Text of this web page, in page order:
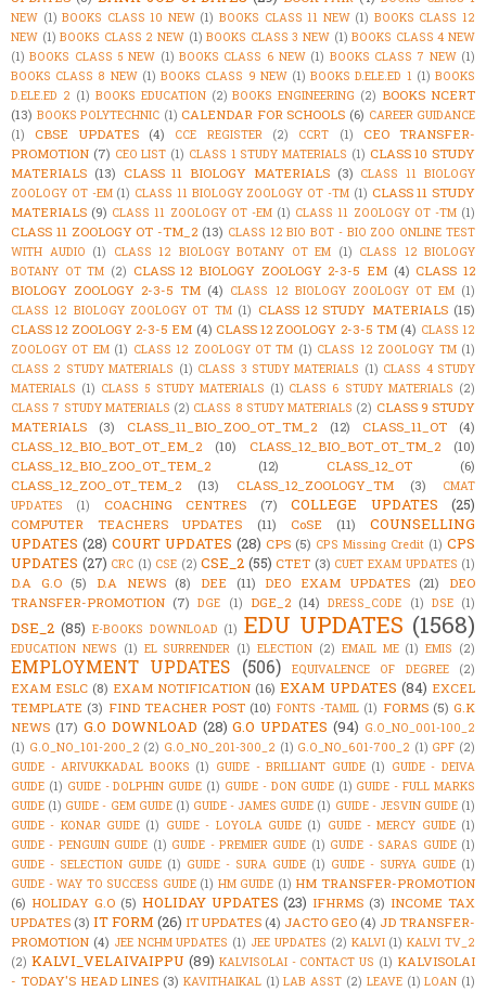
NEW (1) BOOKS CLASS 10 NEW (1) BOOKS CLASS 11 NEW (1) BOOKS CLASS 12
NEW (1) BOOKS CLASS 2 NEW (1) BOOKS CLASS 3 NEW (1) BOOKS CLASS 4 NEW
(1) BOOKS CLASS 5 NEW (1) BOOKS CLASS 6 NEW (1) BOOKS CLASS 7 NEW (1)
BOOKS CLASS 8 NEW (1) BOOKS CLASS 9 NEW (1) BOOKS D.ELE.ED 1 (1) BOOKS
D.ELE.ED 2 (1) BOOKS EDUCATION (2) BOOKS ENGINEERING (2) BOOKS NCERT
(13) BOOKS POLYTECHNIC (1) CALENDAR FOR SCHOOLS (6) CAREER GUIDANCE
(1)
CBSE UPDATES (4) CCE REGISTER (2) CCRT (1)
CEO TRANSFER-
PROMOTION (7) CEO LIST (1) CLASS 1 STUDY MATERIALS (1) CLASS 10 STUDY
MATERIALS (13) CLASS 11 BIOLOGY MATERIALS (3) CLASS 11 BIOLOGY
ZOOLOGY OT -EM (1) CLASS 11 BIOLOGY ZOOLOGY OT -TM (1) CLASS 11 STUDY
MATERIALS (9) CLASS 11 ZOOLOGY OT -EM (1) CLASS 11 ZOOLOGY OT -TM (1)
CLASS 11 ZOOLOGY OT -TM_2 (13) CLASS 12 BIO BOT - BIO ZOO ONLINE TEST
WITH AUDIO (1) CLASS 12 BIOLOGY BOTANY OT EM (1) CLASS 12 BIOLOGY
BOTANY OT TM (2) CLASS 12 BIOLOGY ZOOLOGY 2-3-5 EM (4) CLASS 12
BIOLOGY ZOOLOGY 2-3-5 TM (4) CLASS 12 BIOLOGY ZOOLOGY OT EM (1)
CLASS 12 BIOLOGY ZOOLOGY OT TM (1) CLASS 12 STUDY MATERIALS (15)
CLASS 12 ZOOLOGY 2-3-5 EM (4) CLASS 12 ZOOLOGY 2-3-5 TM (4) CLASS 12
ZOOLOGY OT EM (1) CLASS 12 ZOOLOGY OT TM (1) CLASS 12 ZOOLOGY TM (1)
CLASS 2 STUDY MATERIALS (1) CLASS 3 STUDY MATERIALS (1) CLASS 4 STUDY
MATERIALS (1) CLASS 5 STUDY MATERIALS (1) CLASS 6 STUDY MATERIALS (2)
CLASS 7 STUDY MATERIALS (2) CLASS 8 STUDY MATERIALS (2) CLASS 9 STUDY
MATERIALS
(3) CLASS_11_BIO_ZOO_OT_TM_2 (12) CLASS_11_OT
(4)
CLASS_12_BIO_BOT_OT_EM_2
(10) CLASS_12_BIO_BOT_OT_TM_2
(10)
CLASS_12_BIO_ZOO_OT_TEM_2
(12) CLASS_12_OT
(6)
CLASS_12_ZOO_OT_TEM_2
(13) CLASS_12_ZOOLOGY_TM (3)
CMAT
UPDATES
(1) COACHING CENTRES (7) COLLEGE UPDATES (25)
COMPUTER TEACHERS UPDATES (11) CoSE (11)
COUNSELLING
UPDATES (28) COURT UPDATES (28) CPS (5) CPS Missing Credit (1) CPS
UPDATES (27) CRC (1) CSE (2) CSE_2 (55) CTET (3) CUET EXAM UPDATES (1)
D.A G.O (5) D.A NEWS (8) DEE (11) DEO EXAM UPDATES (21)
DEO
TRANSFER-PROMOTION (7) DGE (1) DGE_2 (14) DRESS_CODE (1) DSE (1)
DSE_2 (85) E-BOOKS DOWNLOAD (1) EDU UPDATES (1568)
EDUCATION NEWS (1) EL SURRENDER (1) ELECTION (2) EMAIL ME (1) EMIS (2)
EMPLOYMENT UPDATES (506) EQUIVALENCE OF DEGREE (2)
EXAM ESLC (8) EXAM NOTIFICATION (16) EXAM UPDATES (84) EXCEL
TEMPLATE (3) FIND TEACHER POST (10) FONTS -TAMIL (1) FORMS (5) G.K
NEWS (17) G.O DOWNLOAD (28) G.O UPDATES (94) G.O_NO_001-100_2
(1) G.O_NO_101-200_2 (2) G.O_NO_201-300_2 (1) G.O_NO_601-700_2 (1) GPF (2)
GUIDE - ARIVUKKADAL BOOKS (1) GUIDE - BRILLIANT GUIDE (1) GUIDE - DEIVA
GUIDE (1) GUIDE - DOLPHIN GUIDE (1) GUIDE - DON GUIDE (1) GUIDE - FULL MARKS
GUIDE (1) GUIDE - GEM GUIDE (1) GUIDE - JAMES GUIDE (1) GUIDE - JESVIN GUIDE (1)
GUIDE - KONAR GUIDE (1) GUIDE - LOYOLA GUIDE (1) GUIDE - MERCY GUIDE (1)
GUIDE - PENGUIN GUIDE (1) GUIDE - PREMIER GUIDE (1) GUIDE - SARAS GUIDE (1)
GUIDE - SELECTION GUIDE (1) GUIDE - SURA GUIDE (1) GUIDE - SURYA GUIDE (1)
GUIDE - WAY TO SUCCESS GUIDE (1) HM GUIDE (1) HM TRANSFER-PROMOTION
(6) HOLIDAY G.O (5) HOLIDAY UPDATES (23) IFHRMS (3) INCOME TAX
UPDATES (3) IT FORM (26) IT UPDATES (4) JACTO GEO (4) JD TRANSFER-
PROMOTION (4) JEE NCHM UPDATES (1) JEE UPDATES (2) KALVI (1) KALVI TV_2
(2) KALVI_VELAIVAIPPU (89) KALVISOLAI - CONTACT US (1) KALVISOLAI
- TODAY'S HEAD LINES (3) KAVITHAIKAL (1) LAB ASST (2) LEAVE (1) LOAN (1)